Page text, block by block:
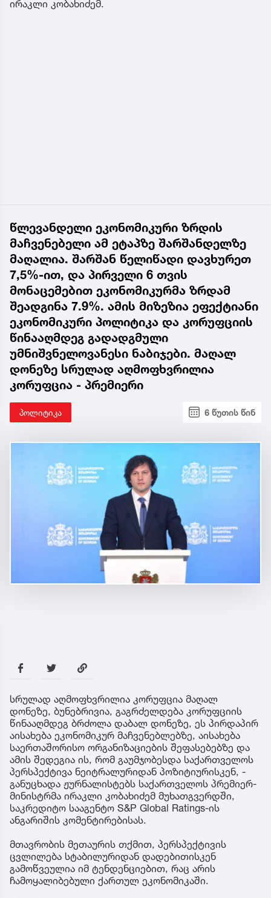
ირაკლი კობახიძემ.
წლევანდელი ეკონომიკური ზრდის
მაჩვენებელი ამ ეტაპზე შარშანდელზე
მაღალია. შარშან წელიწადი დავხურეთ
7,5%-ით, და პირველი 6 თვის
მონაცემებით ეკონომიკურმა ზრდამ
შეადგინა 7.9%. ამის მიზეზია ეფექტიანი
ეკონომიკური პოლიტიკა და კორუფციის
წინააღმდეგ გადადგმული
უმნიშვნელოვანესი ნაბიჯები. მაღალ
დონეზე სრულად აღმოფხვრილია
კორუფცია - პრემიერი
პოლიტიკა 6 წუთის წინ
სრულად აღმოფხვრილია კორუფცია მაღალ
დონეზე, ბუნებრივია, გაგრძელდება კორუფციის
წინააღმდეგ ბრძოლა დაბალ დონეზე, ეს პირდაპირ
აისახება ეკონომიკურ მაჩვენებლებზე, აისახება
საერთაშორისო ორგანიზაციების შეფასებებზე და
ამის შედეგია ის, რომ გაუმჯობესდა საქართველოს
პერსპექტივა ნეიტრალურიდან პოზიტიურისკენ, -
განუცხადა ჟურნალისტებს საქართველოს პრემიერ-
მინისტრმა ირაკლი კობახიძემ მუხათგვერდში,
საკრედიტო სააგენტო S&P Global Ratings-ის
ანგარიშის კომენტირებისას.
მთავრობის მეთაურის თქმით, პერსპექტივის
ცვლილება სტაბილურიდან დადებითისკენ
გამოწვეულია იმ ტენდენციებით, რაც არის
ჩამოყალიბებული ქართულ ეკონომიკაში.